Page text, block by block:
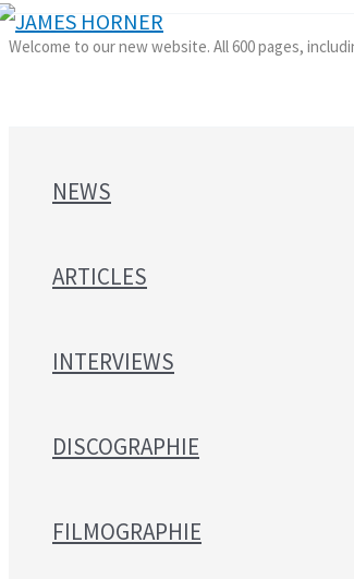
Welcome to our new website. All 600 pages,
NEWS
ARTICLES
INTERVIEWS
DISCOGRAPHIE
FILMOGRAPHIE